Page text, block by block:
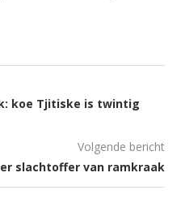
koe Tjitiske is twintig
Volgende bericht
slachtoffer van ramkraak